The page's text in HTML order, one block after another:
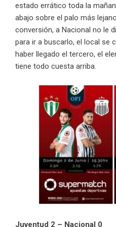
estado errático toda la
abajo sobre el palo más
conversión, a Nacional no le
para ir a buscarlo, el local se
haber llegado el tercero, el
tiene todo cuesta arriba.
Juventud 2 – Nacional 0